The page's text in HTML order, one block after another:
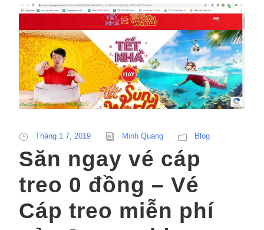
Tháng 1 7, 2019 Minh Quang Blog
Săn ngay vé cáp
treo 0 đồng – Vé
Cáp treo miễn phí